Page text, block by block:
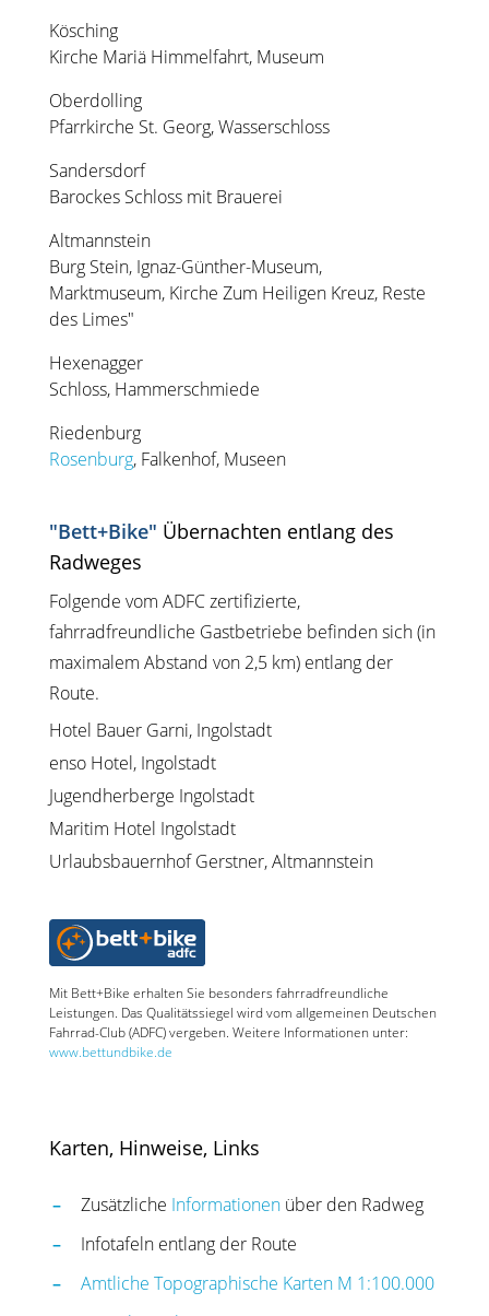
Kösching
Kirche Mariä Himmelfahrt, Museum
Oberdolling
Pfarrkirche St. Georg, Wasserschloss
Sandersdorf
Barockes Schloss mit Brauerei
Altmannstein
Burg Stein, Ignaz-Günther-Museum,
Marktmuseum, Kirche Zum Heiligen Kreuz, Reste
des Limes"
Hexenagger
Schloss, Hammerschmiede
Riedenburg
Rosenburg, Falkenhof, Museen
"Bett+Bike" Übernachten entlang des
Radweges
Folgende vom ADFC zertifizierte,
fahrradfreundliche Gastbetriebe befinden sich (in
maximalem Abstand von 2,5 km) entlang der
Route.
Hotel Bauer Garni, Ingolstadt
enso Hotel, Ingolstadt
Jugendherberge Ingolstadt
Maritim Hotel Ingolstadt
Urlaubsbauernhof Gerstner, Altmannstein
Mit Bett+Bike erhalten Sie besonders fahrradfreundliche
Leistungen. Das Qualitätssiegel wird vom allgemeinen Deutschen
Fahrrad-Club (ADFC) vergeben. Weitere Informationen unter:
www.bettundbike.de
Karten, Hinweise, Links
Zusätzliche Informationen über den Radweg
Infotafeln entlang der Route
Amtliche Topographische Karten M 1:100.000